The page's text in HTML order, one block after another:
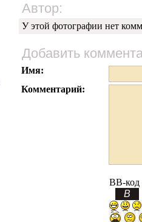
Автор:
У этой фотографии нет
Добавить
Имя:
Комментарий:
BB-код